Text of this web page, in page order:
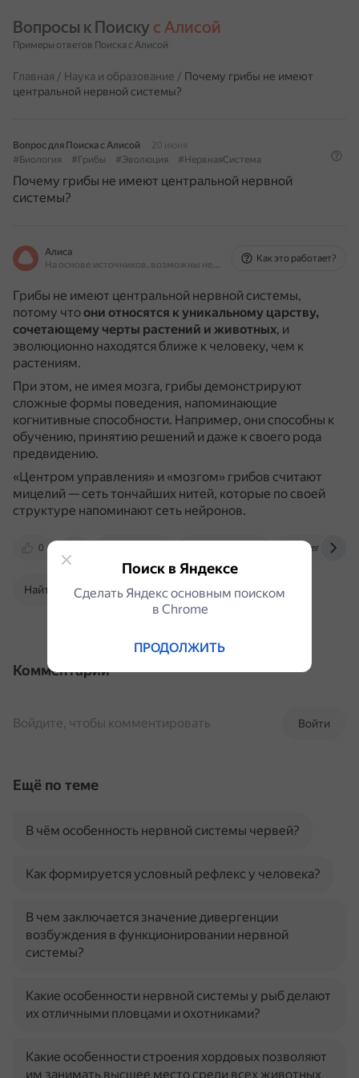
Вопросы к Поиску с Алисой
Примеры ответов Поиска с Алисой
Главная / Наука и образование / Почему грибы не имеют
центральной нервной системы?
Вопрос для Поиска с Алисой
20 июня
#Биология
#Грибы #Эволюция #НервнаяСистема
Почему грибы не имеют центральной нервной
системы?
Алиса
На основе источников, возможны неточности
Как это работает?
Грибы не имеют центральной нервной системы,
потому чтоони относятся к уникальному царству,
сочетающему черты растений и животных, и
эволюционно находятся ближе к человеку, чем к
растениям.
При этом, не имея мозга, грибы демонстрируют
сложные формы поведения, напоминающие
когнитивные способности. Например, они способны к
обучению, принятию решений и даже к своего рода
предвидению.
«Центром управления» и «мозгом» грибов считают
мицелий — сеть тончайших нитей, которые по своей
структуре напоминают сеть нейронов.
0 dzen.ru
Найти в Поиске
Комментарии
Войти
Войдите, чтобы комментировать
Ещё по теме
В чём особенность нервной системы червей?
Как формируется условный рефлекс у человека?
В чем заключается значение дивергенции
возбуждения в функционировании нервной
системы?
Какие особенности нервной системы у рыб делают
их отличными пловцами и охотниками?
Какие особенности строения хордовых позволяют
им занимать высшее место среди всех животных
Поиск в Яндексе
Сделать Яндекс основным поиском
в Сhrome
ПРОДОЛЖИТЬ